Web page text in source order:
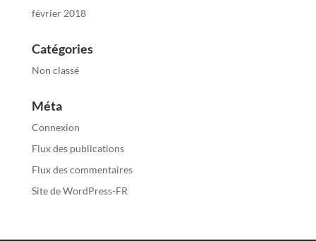
février 2018
Catégories
Non classé
Méta
Connexion
Flux des publications
Flux des commentaires
Site de WordPress-FR